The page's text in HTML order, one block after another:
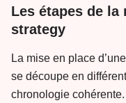
Les étapes de la
strategy
La mise en place
se découpe en
chronologie cohérente.